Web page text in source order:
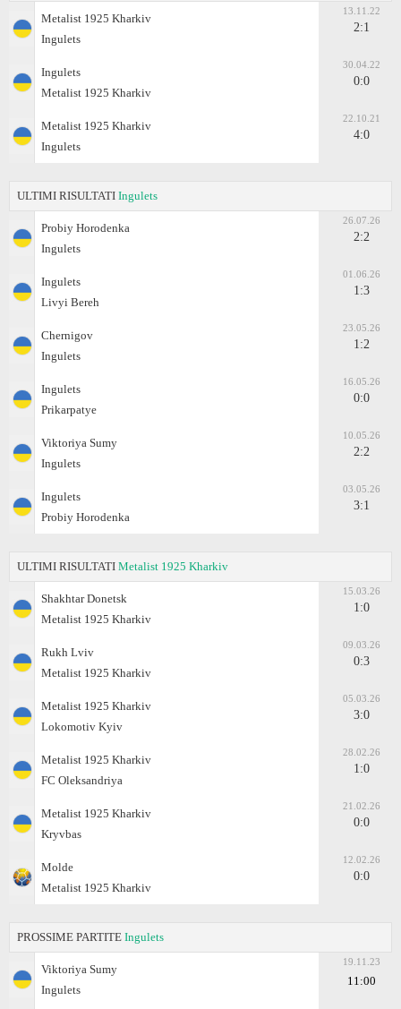
Metalist 1925 Kharkiv
Ingulets
13.11.22
2:1
Ingulets
Metalist 1925 Kharkiv
30.04.22
0:0
Metalist 1925 Kharkiv
Ingulets
22.10.21
4:0
ULTIMI RISULTATI Ingulets
Probiy Horodenka
Ingulets
26.07.26
2:2
Ingulets
Livyi Bereh
01.06.26
1:3
Chernigov
Ingulets
23.05.26
1:2
Ingulets
Prikarpatye
16.05.26
0:0
Viktoriya Sumy
Ingulets
10.05.26
2:2
Ingulets
Probiy Horodenka
03.05.26
3:1
ULTIMI RISULTATI Metalist 1925 Kharkiv
Shakhtar Donetsk
Metalist 1925 Kharkiv
15.03.26
1:0
Rukh Lviv
Metalist 1925 Kharkiv
09.03.26
0:3
Metalist 1925 Kharkiv
Lokomotiv Kyiv
05.03.26
3:0
Metalist 1925 Kharkiv
FC Oleksandriya
28.02.26
1:0
Metalist 1925 Kharkiv
Kryvbas
21.02.26
0:0
Molde
Metalist 1925 Kharkiv
12.02.26
0:0
PROSSIME PARTITE Ingulets
Viktoriya Sumy
Ingulets
19.11.23
11:00